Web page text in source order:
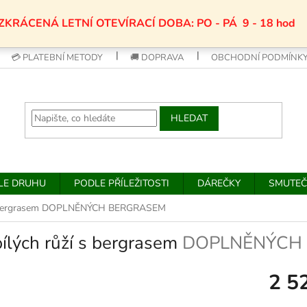
LETNÍ OTEVÍRACÍ DOBA: PO - PÁ 9 - 18 hod
💳 PLATEBNÍ METODY 🚚 DOPRAVA OBCHODNÍ
HLEDAT
DRUHU PODLE PŘÍLEŽITOSTI DÁREČKY
DOPLNĚNÝCH BERGRASEM
růží s bergrasem
2